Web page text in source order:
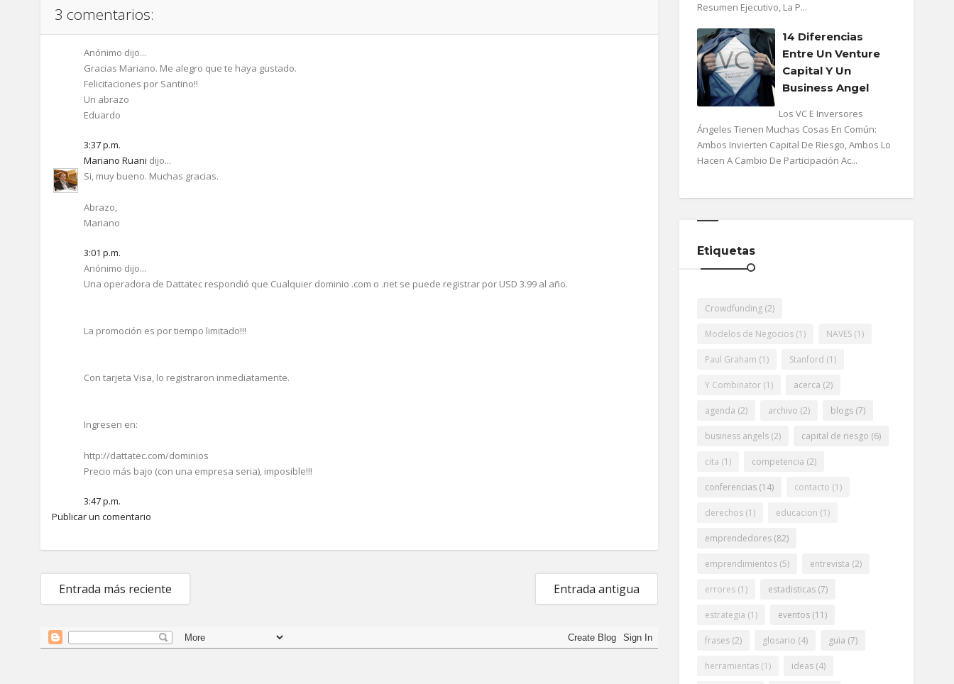
3 comentarios:
Anónimo dijo...
Gracias Mariano. Me alegro que te haya gustado.
Felicitaciones por Santino!!
Un abrazo
Eduardo
3:37 p.m.
Mariano Ruani dijo...
Si, muy bueno. Muchas gracias.
Abrazo,
Mariano
3:01 p.m.
Anónimo dijo...
Una operadora de Dattatec respondió que Cualquier dominio .com o .net se puede registrar por USD 3.99 al año.
La promoción es por tiempo limitado!!!
Con tarjeta Visa, lo registraron inmediatamente.
Ingresen en:
http://dattatec.com/dominios
Precio más bajo (con una empresa seria), imposible!!!
3:47 p.m.
Publicar un comentario
Entrada más reciente Entrada antigua
Resumen Ejecutivo, La P...
14 Diferencias
Entre Un Venture
Capital Y Un
Business Angel
Los VC E Inversores
Ángeles Tienen Muchas Cosas En Común:
Ambos Invierten Capital De Riesgo, Ambos Lo
Hacen A Cambio De Participación Ac...
Etiquetas
Crowdfunding (2)
Modelos de Negocios (1) NAVES (1)
Paul Graham (1) Stanford (1)
Y Combinator (1) acerca (2)
agenda (2) archivo (2) blogs (7)
business angels (2) capital de riesgo (6)
cita (1) competencia (2)
conferencias (14) contacto (1)
derechos (1) educacion (1)
emprendedores (82)
emprendimientos (5) entrevista (2)
errores (1) estadisticas (7)
estrategia (1) eventos (11)
frases (2) glosario (4) guia (7)
herramientas (1) ideas (4)